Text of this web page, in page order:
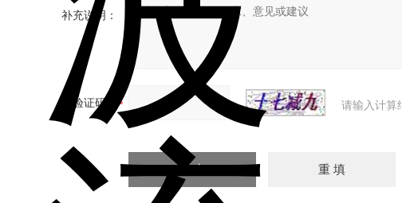
补充说明：
验证码： 请输入计算